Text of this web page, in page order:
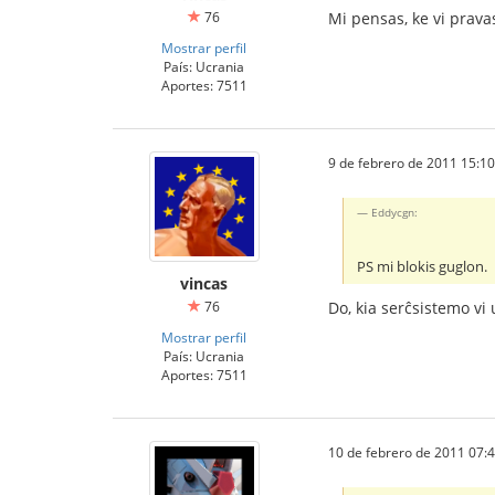
76
Mostrar perfil
País: Ucrania
Aportes: 7511
Mi pensas, ke vi
vincas
76
Mostrar perfil
País: Ucrania
Aportes: 7511
9 de febrero de 2011
Eddycgn:
PS mi blokis guglon.
Do, kia serĉsistemo vi
10 de febrero de 2011